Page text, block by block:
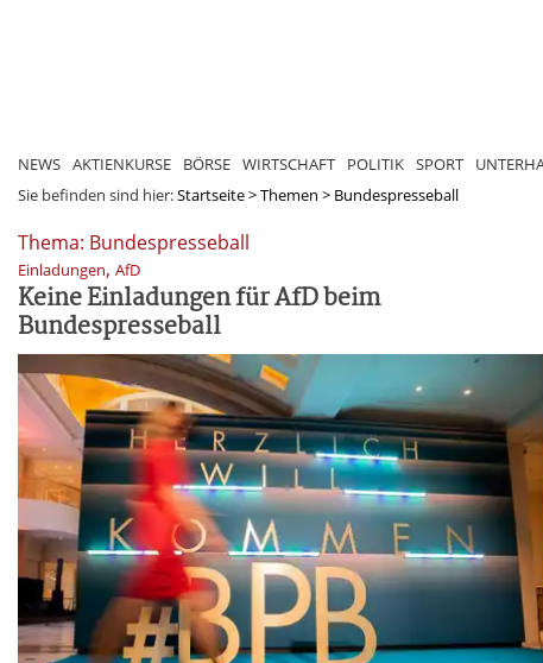
NEWS AKTIENKURSE BÖRSE WIRTSCHAFT POLITIK SPORT
Sie befinden sind hier:Startseite>Themen > Bundespresseball
Thema: Bundespresseball
Einladungen, AfD
Keine Einladungen für AfD beim
Bundespresseball